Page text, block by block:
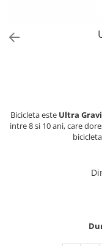
Bicicleta este Ultra
intre 8 si 10 ani, care